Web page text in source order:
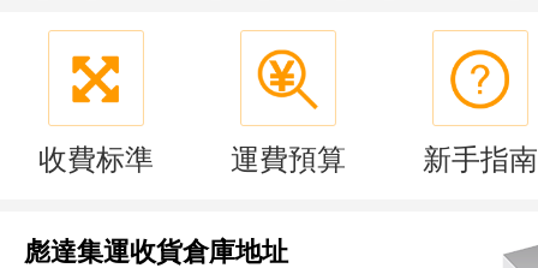
收費标準 運費預算 新手指南
彪達集運收貨倉庫地址